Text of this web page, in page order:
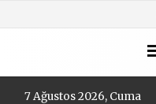
7 Ağustos 2026, Cuma